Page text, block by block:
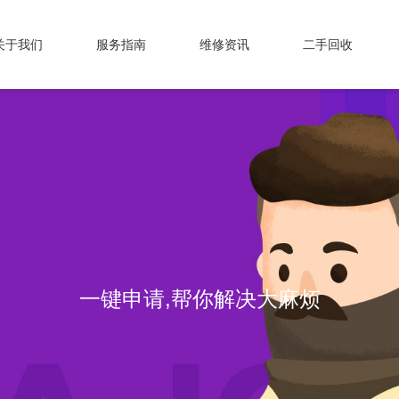
于我们 服务指南 维修资讯 二手回收
一键申请,帮你解决大麻烦